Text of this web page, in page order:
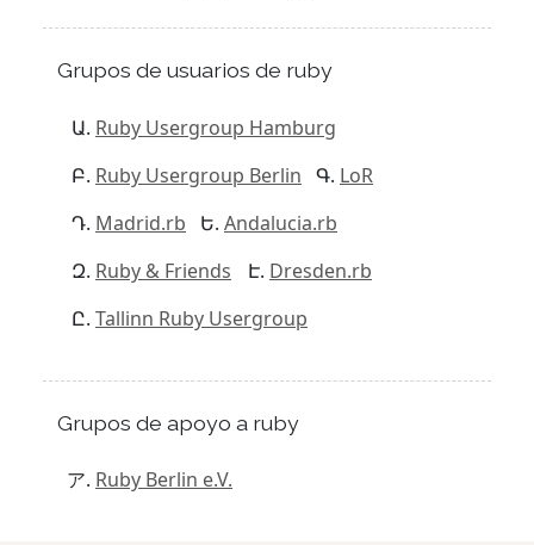
Grupos de usuarios de ruby
Ruby Usergroup Hamburg
Ruby Usergroup Berlin
LoR
Madrid.rb
Andalucia.rb
Ruby & Friends
Dresden.rb
Tallinn Ruby Usergroup
Grupos de apoyo a ruby
Ruby Berlin e.V.